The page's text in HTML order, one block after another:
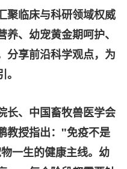
聚临床与科研领域权威
、幼宠黄金期呵护、
分享前沿科学观点，为
长、中国畜牧兽医学会
教授指出："免疫不是
一生的健康主线。幼